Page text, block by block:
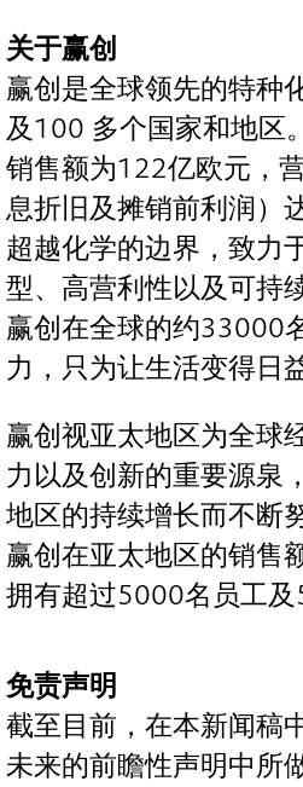
关于赢创
赢创是全球领先的特种
及100 多个国家和地区
销售额为122亿欧元，
息折旧及摊销前利润）
超越化学的边界，致力
型、高营利性以及可持
赢创在全球的约33000
力，只为让生活变得日
赢创视亚太地区为全球
力以及创新的重要源泉
地区的持续增长而不断
赢创在亚太地区的销售
拥有超过5000名员工及
免责声明
截至目前，在本新闻稿
未来的前瞻性声明中所